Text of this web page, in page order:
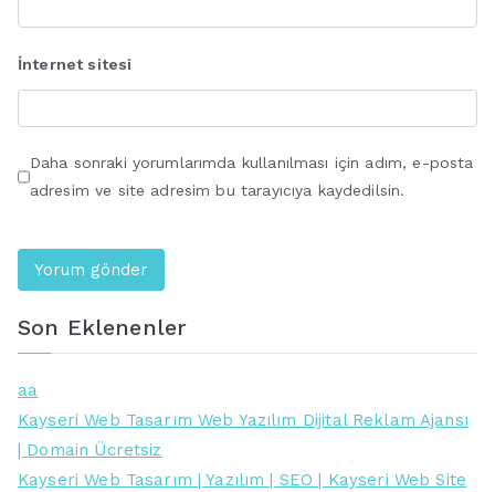
İnternet sitesi
Daha sonraki yorumlarımda kullanılması için adım, e-posta
adresim ve site adresim bu tarayıcıya kaydedilsin.
Son Eklenenler
aa
Kayseri Web Tasarım Web Yazılım Dijital Reklam Ajansı
| Domain Ücretsiz
Kayseri Web Tasarım | Yazılım | SEO | Kayseri Web Site